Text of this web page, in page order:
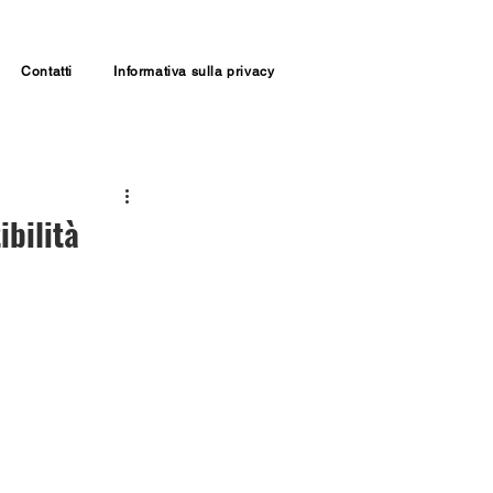
Contatti Informativa sulla privacy